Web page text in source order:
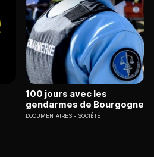
100 jours avec les
gendarmes de Bourgogne
DOCUMENTAIRES SOCIÉTÉ